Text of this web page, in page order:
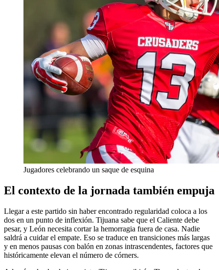
Jugadores celebrando un saque de esquina
El contexto de la jornada también empuja
Llegar a este partido sin haber encontrado regularidad coloca a los
dos en un punto de inflexión. Tijuana sabe que el Caliente debe
pesar, y León necesita cortar la hemorragia fuera de casa. Nadie
saldrá a cuidar el empate. Eso se traduce en transiciones más largas
y en menos pausas con balón en zonas intrascendentes, factores que
históricamente elevan el número de córners.